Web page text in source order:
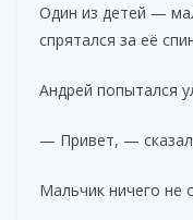
Один из детей —
спрятался за её
Андрей попытался
— Привет, — сказал
Мальчик ничего не